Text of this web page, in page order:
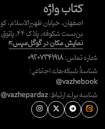
کتاب واژه
بن‌بست شکوفه، پلاک ۴۴، پاتوق کتاب آسمان
نمایش مکان در گوگل‌مپس
شماره تماس:۰۹۲۰۷۳۴۱۹۱۸
شناسهٔ شبکه‌های اجتماعی:
@vazhebook
شناسه برای ارتباط:@vazhepardaz